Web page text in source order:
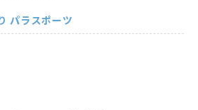
パラスポーツ